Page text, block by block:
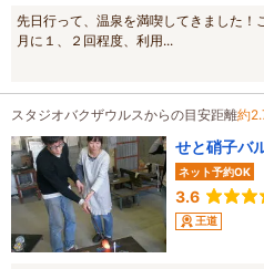
先日行って、温泉を満喫してきました！
月に１、２回程度、利用...
スタジオバクザウルスからの目安距離約
せと硝子バ
ネット予約OK
3.6
王道